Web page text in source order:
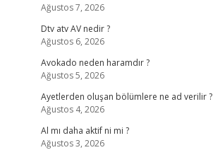
Ağustos 7, 2026
Dtv atv AV nedir ?
Ağustos 6, 2026
Avokado neden haramdır ?
Ağustos 5, 2026
Ayetlerden oluşan bölümlere ne ad verilir ?
Ağustos 4, 2026
Al mı daha aktif ni mi ?
Ağustos 3, 2026